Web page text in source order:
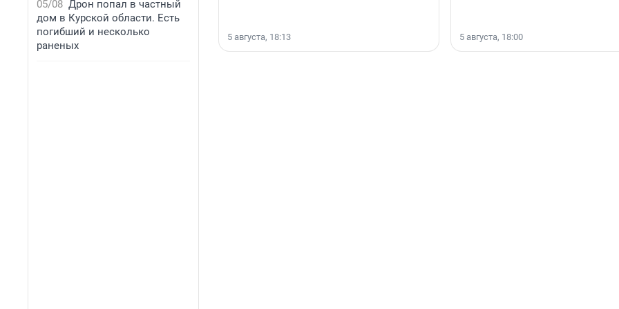
05/08 Дрон попал в частный
дом в Курской области. Есть
погибший и несколько
раненых
5 августа, 18:13 5 августа, 18:00